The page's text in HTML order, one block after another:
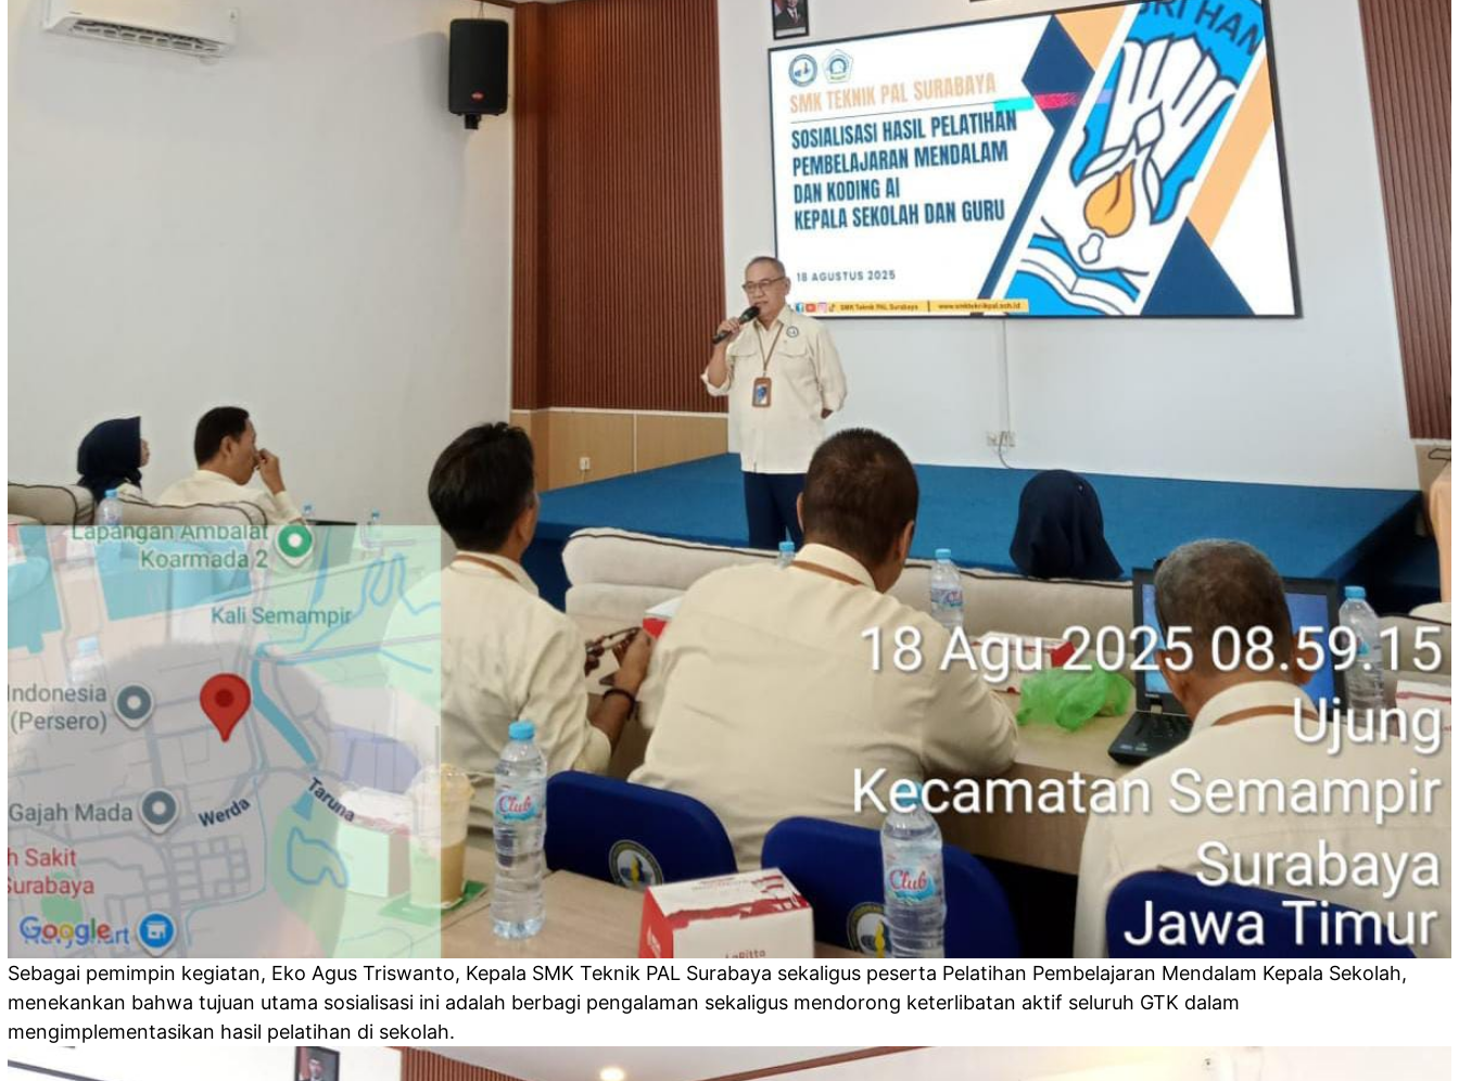
Sebagai pemimpin kegiatan, Eko Agus Triswanto, Kepala SMK Teknik PAL Surabaya sekaligus peserta Pelatihan Pembelajaran Mendalam Kepala Sekolah,
menekankan bahwa tujuan utama sosialisasi ini adalah berbagi pengalaman sekaligus mendorong keterlibatan aktif seluruh GTK dalam
mengimplementasikan hasil pelatihan di sekolah.